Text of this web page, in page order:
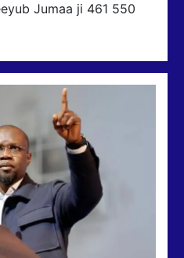
Jumaa ji 461 550